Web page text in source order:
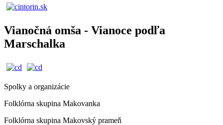
Vianočná omša - Vianoce podľa
Marschalka
Spolky a organizácie
Folklórna skupina Makovanka
Folklórna skupina Makovský prameň